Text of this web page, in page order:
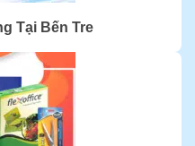
Tại Bến Tre